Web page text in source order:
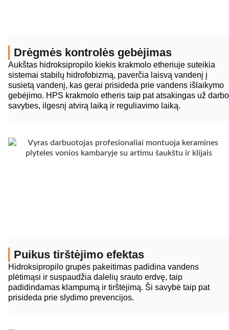
Drėgmės kontrolės gebėjimas
Aukštas hidroksipropilo kiekis krakmolo etheriuje suteikia
sistemai stabilų hidrofobizmą, paverčia laisvą vandenį į
susietą vandenį, kas gerai prisideda prie vandens išlaikymo
gebėjimo. HPS krakmolo etheris taip pat atsakingas už darbo
savybes, ilgesnį atvirą laiką ir reguliavimo laiką.
Puikus tirštėjimo efektas
Hidroksipropilo grupės pakeitimas padidina vandens
plėtimąsi ir suspaudžia dalelių srauto erdvę, taip
padidindamas klampumą ir tirštėjimą. Ši savybė taip pat
prisideda prie slydimo prevencijos.